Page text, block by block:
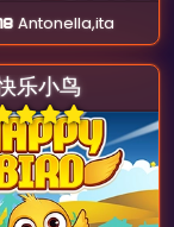
Antonella,ita
乐小鸟